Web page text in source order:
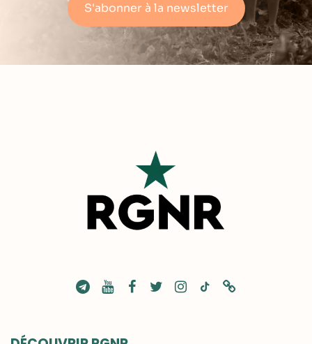
S'abonner à la newsletter